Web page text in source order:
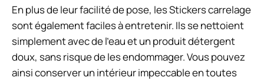
En plus de leur facilité de pose, les Stickers carrelage
sont également faciles à entretenir. Ils se nettoient
simplement avec de l’eau et un produit détergent
doux, sans risque de les endommager. Vous pouvez
ainsi conserver un intérieur impeccable en toutes